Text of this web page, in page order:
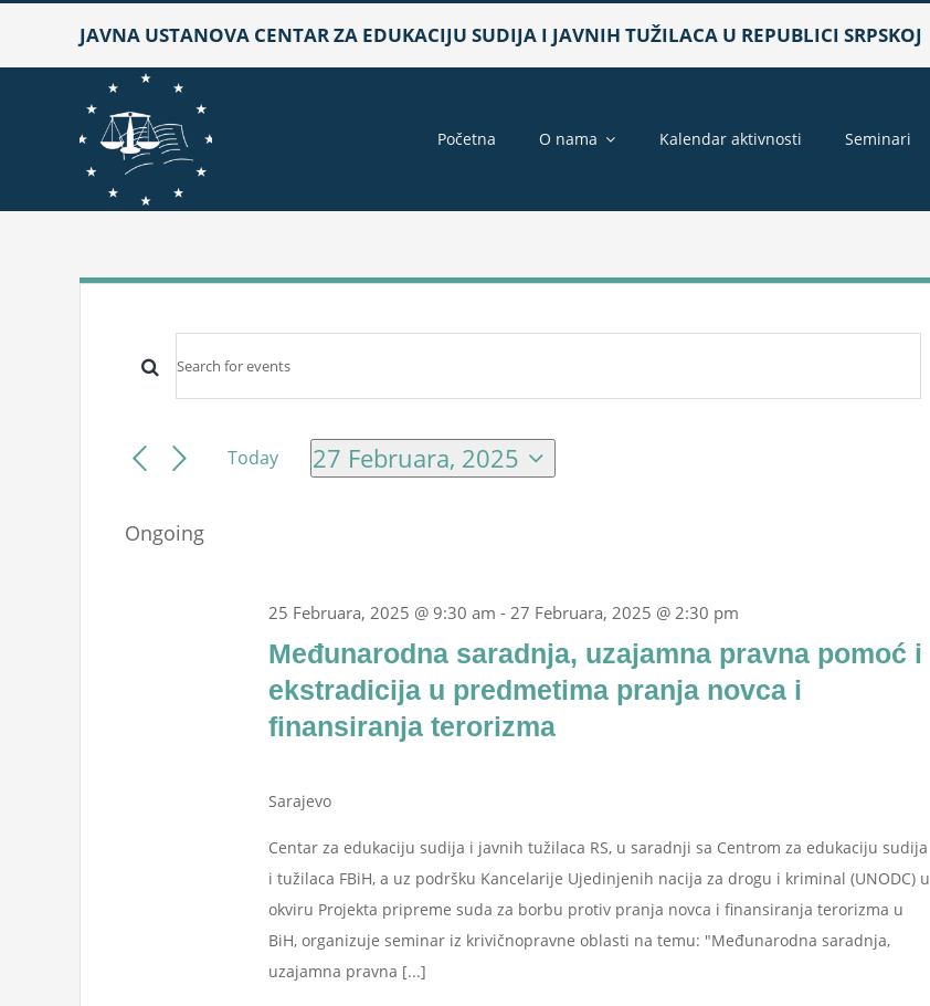
JAVNA USTANOVA CENTAR ZA EDUKACIJU SUDIJA I JAVNIH TUŽILACA U REPUBLICI SRPSKOJ
Početna O nama Kalendar aktivnosti Seminari
Events
27
Events
and
Navigation
Enter
Search
for
by
Today
27 Februara, 2025
Select
Ongoing
Međunarodna saradnja, uzajamna pravna pomoć i
ekstradicija u predmetima pranja novca i
finansiranja terorizma
25 Februara, 2025 @ 9:30 am -27 Februara, 2025 @ 2:30 pm
Sarajevo
Centar za edukaciju sudija i javnih tužilaca RS, u saradnji sa Centrom za edukaciju sudija
i tužilaca FBiH, a uz podršku Kancelarije Ujedinjenih nacija za drogu i kriminal (UNODC) u
okviru Projekta pripreme suda za borbu protiv pranja novca i finansiranja terorizma u
BiH, organizuje seminar iz krivičnopravne oblasti na temu: "Međunarodna saradnja,
uzajamna pravna [...]